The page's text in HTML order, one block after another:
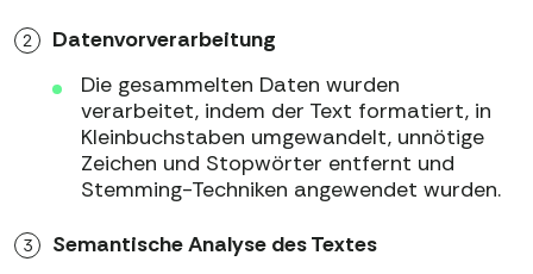
Datenvorverarbeitung
Die gesammelten Daten wurden
verarbeitet, indem der Text formatiert, in
Kleinbuchstaben umgewandelt, unnötige
Zeichen und Stopwörter entfernt und
Stemming-Techniken angewendet wurden.
Semantische Analyse des Textes